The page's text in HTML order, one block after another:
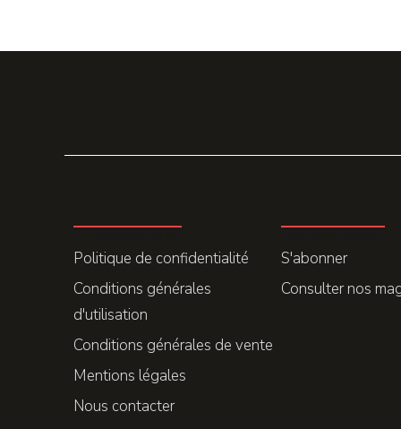
Politique de confidentialité
Conditions générales
d'utilisation
Conditions générales de vente
Mentions légales
Nous contacter
S'abonner
Consulter nos